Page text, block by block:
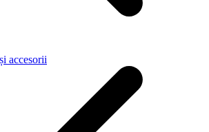
accesorii